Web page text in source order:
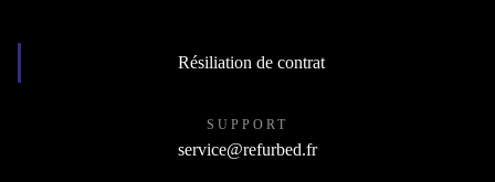
Résiliation de contrat
SUPPORT
service@refurbed.fr